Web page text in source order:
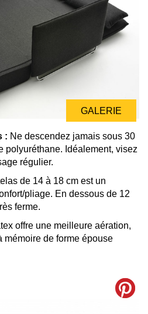
GALERIE
: Ne descendez jamais sous 30
polyuréthane. Idéalement, visez
régulier.
de 14 à 18 cm est un
pliage. En dessous de 12
ferme.
offre une meilleure aération,
mémoire de forme épouse